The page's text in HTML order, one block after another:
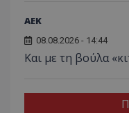
ΑEK
08.08.2026 - 14:44
Και με τη βούλα